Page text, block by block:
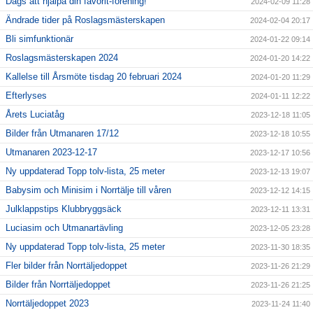
2024-02-09 11:28
Ändrade tider på Roslagsmästerskapen 2024-02-04 20:17
Bli simfunktionär 2024-01-22 09:14
Roslagsmästerskapen 2024 2024-01-20 14:22
Kallelse till Årsmöte tisdag 20 februari 2024 2024-01-20 11:29
Efterlyses 2024-01-11 12:22
Årets Luciatåg 2023-12-18 11:05
Bilder från Utmanaren 17/12 2023-12-18 10:55
Utmanaren 2023-12-17 2023-12-17 10:56
Ny uppdaterad Topp tolv-lista, 25 meter 2023-12-13 19:07
Babysim och Minisim i Norrtälje till våren 2023-12-12 14:15
Julklappstips Klubbryggsäck 2023-12-11 13:31
Luciasim och Utmanartävling 2023-12-05 23:28
Ny uppdaterad Topp tolv-lista, 25 meter 2023-11-30 18:35
Fler bilder från Norrtäljedoppet 2023-11-26 21:29
Bilder från Norrtäljedoppet 2023-11-26 21:25
Norrtäljedoppet 2023 2023-11-24 11:40